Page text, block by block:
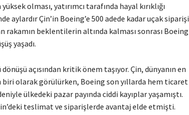
olması, yatırımcı tarafında hayal kırıklığı
aylardır Çin’in Boeing’e 500 adede kadar uçak siparişi
rakamın beklentilerin altında kalması sonrası Boeing
yaşadı.
açısından kritik önem taşıyor. Çin, dünyanın en
biri olarak görülürken, Boeing son yıllarda hem ticaret
ülkedeki pazar payında ciddi kayıplar yaşamıştı.
teslimat ve siparişlerde avantaj elde etmişti.